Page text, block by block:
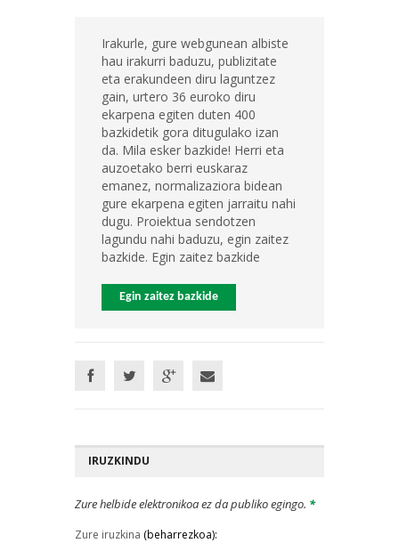
Irakurle, gure webgunean albiste
hau irakurri baduzu, publizitate
eta erakundeen diru laguntzez
gain, urtero 36 euroko diru
ekarpena egiten duten 400
bazkidetik gora ditugulako izan
da. Mila esker bazkide! Herri eta
auzoetako berri euskaraz
emanez, normalizaziora bidean
gure ekarpena egiten jarraitu nahi
dugu. Proiektua sendotzen
lagundu nahi baduzu, egin zaitez
bazkide. Egin zaitez bazkide
Egin zaitez bazkide
IRUZKINDU
Zure helbide elektronikoa ez da publiko egingo. *
Zure iruzkina (beharrezkoa):